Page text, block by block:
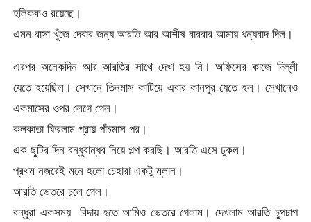
হলিককও রয়েছে।
এমন বাসা খুঁজে দেবার জন্য আরতি আর আশীষ বারবার আমায় ধন্যবাদ দিল।
এরপর অনেকদিন আর আরতির সাথে দেখা হয় নি। অফিসের কাজে দিল্লী
যেতে হয়েছিল। সেখানে তিনমাস কাটিয়ে এবার কানপুর যেতে হল। সেখানেও
একমাসের ওপর লেগে গেল।
কলকাতা ফিরলাম প্রায় পাঁচমাস পর।
এক ছুটির দিন বন্ধুবান্ধব নিয়ে গল্প করছি। আরতি এসে ঢুকল।
প্রথম নজরেই মনে হলো চেহারা একটু ম্লান।
আরতি ভেতরে চলে গেল।
বন্ধুরা একসময় বিদায় হতে আমিও ভেতরে গেলাম। দেখলাম আরতি চুপচাপ